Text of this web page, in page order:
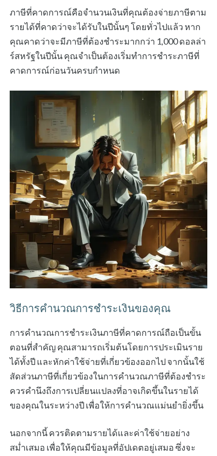
ภาษีที่คาดการณ์คือจำนวนเงินที่คุณต้องจ่ายภาษีตาม
รายได้ที่คาดว่าจะได้รับในปีนั้นๆ โดยทั่วไปแล้ว หาก
คุณคาดว่าจะมีภาษีที่ต้องชำระมากกว่า 1,000 ดอลล่า
ร์สหรัฐในปีนั้น คุณจำเป็นต้องเริ่มทำการชำระภาษีที่
คาดการณ์ก่อนวันครบกำหนด
วิธีการคำนวณการชำระเงินของคุณ
การคำนวณการชำระเงินภาษีที่คาดการณ์ถือเป็นขั้น
ตอนที่สำคัญ คุณสามารถเริ่มต้นโดยการประเมินราย
ได้ทั้งปี และหักค่าใช้จ่ายที่เกี่ยวข้องออกไป จากนั้นใช้
สัดส่วนภาษีที่เกี่ยวข้องในการคำนวณภาษีที่ต้องชำระ
ควรคำนึงถึงการเปลี่ยนแปลงที่อาจเกิดขึ้นในรายได้
ของคุณในระหว่างปี เพื่อให้การคำนวณแม่นยำยิ่งขึ้น
นอกจากนี้ ควรติดตามรายได้และค่าใช้จ่ายอย่าง
สม่ำเสมอ เพื่อให้คุณมีข้อมูลที่อัปเดตอยู่เสมอ ซึ่งจะ